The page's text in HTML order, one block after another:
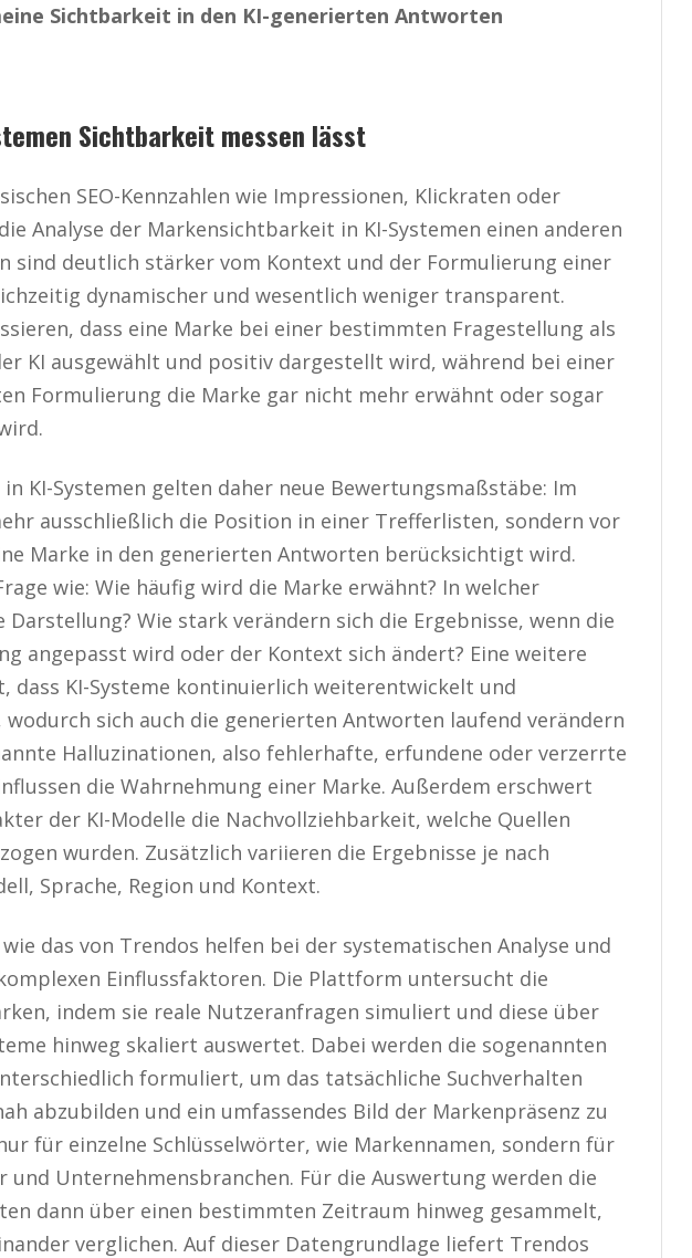
Sichtbarkeit in den KI-generierten Antworten
Sichtbarkeit messen lässt
SEO-Kennzahlen wie Impressionen, Klickraten oder
Analyse der Markensichtbarkeit in KI-Systemen einen anderen
sind deutlich stärker vom Kontext und der Formulierung einer
dynamischer und wesentlich weniger transparent.
dass eine Marke bei einer bestimmten Fragestellung als
KI ausgewählt und positiv dargestellt wird, während bei einer
Formulierung die Marke gar nicht mehr erwähnt oder sogar
KI-Systemen gelten daher neue Bewertungsmaßstäbe: Im
ausschließlich die Position in einer Trefferlisten, sondern vor
Marke in den generierten Antworten berücksichtigt wird.
wie: Wie häufig wird die Marke erwähnt? In welcher
Wie stark verändern sich die Ergebnisse, wenn die
angepasst wird oder der Kontext sich ändert? Eine weitere
dass KI-Systeme kontinuierlich weiterentwickelt und
sich auch die generierten Antworten laufend verändern
Halluzinationen, also fehlerhafte, erfundene oder verzerrte
die Wahrnehmung einer Marke. Außerdem erschwert
der KI-Modelle die Nachvollziehbarkeit, welche Quellen
wurden. Zusätzlich variieren die Ergebnisse je nach
Sprache, Region und Kontext.
das von Trendos helfen bei der systematischen Analyse und
Einflussfaktoren. Die Plattform untersucht die
indem sie reale Nutzeranfragen simuliert und diese über
hinweg skaliert auswertet. Dabei werden die sogenannten
formuliert, um das tatsächliche Suchverhalten
abzubilden und ein umfassendes Bild der Markenpräsenz zu
für einzelne Schlüsselwörter, wie Markennamen, sondern für
und Unternehmensbranchen. Für die Auswertung werden die
dann über einen bestimmten Zeitraum hinweg gesammelt,
verglichen. Auf dieser Datengrundlage liefert Trendos